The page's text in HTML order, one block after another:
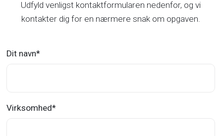
Udfyld venligst kontaktformularen nedenfor, og vi
kontakter dig for en nærmere snak om opgaven.
Dit navn*
Virksomhed*